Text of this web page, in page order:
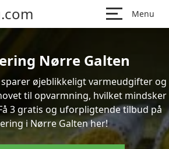
Menu
Nørre Galten
øjeblikkeligt varmeudgifter og
til opvarmning, hvilket mindsker
3 gratis og uforpligtende tilbud på
i Nørre Galten her!